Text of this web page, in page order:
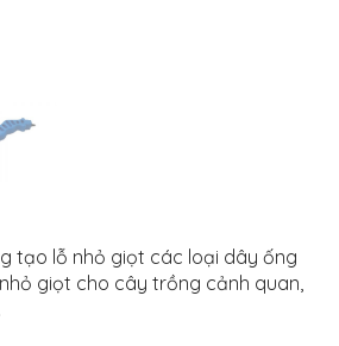
tạo lỗ nhỏ giọt các loại dây ống
giọt cho cây trồng cảnh quan,